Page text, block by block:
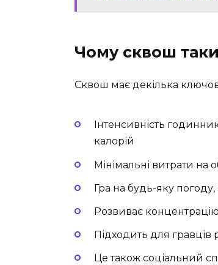
Чому сквош
Сквош має декілька
Інтенсивність
калорій
Мінімальні витрати на
Гра на будь-яку
Розвиває
Підходить для гравців
Це також соціальний